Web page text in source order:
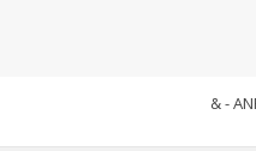
& -